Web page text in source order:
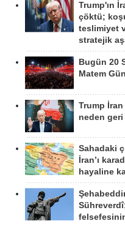
Trump'ın
çöktü;
teslimiyet
stratejik
Bugün 20
Matem
Trump
neden geri
Sahadaki
İran’ı
hayaline